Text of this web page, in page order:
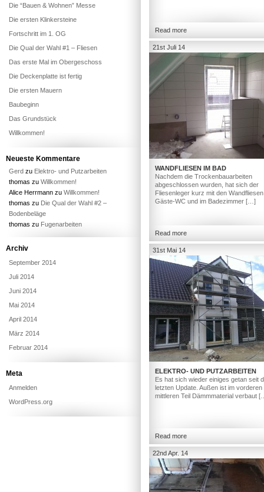
Read more
21st Juli 14
WANDFLIESEN IM BAD
Nachdem die Trockenbauarbeiten
abgeschlossen wurden, hat sich der
Fliesenleger kurz mit den
Gäste-WC und im Badezimmer […]
Read more
31st Mai 14
ELEKTRO- UND PUTZARBEITEN
Es hat sich wieder einiges getan seit
letzten Update. Außen ist im vorderen
mittleren Teil Dämmmaterial verbaut
Read more
22nd Apr. 14
Die “Bauen & Wohnen” Messe
Die ersten Klinkersteine
Fortschritt im 1. OG
Die Qual der Wahl #1 – Fliesen
Das erste Mal im Obergeschoss
Die Deckenplatte ist fertig
Die ersten Mauern
Baubeginn
Das Grundstück
Willkommen!
Neueste Kommentare
Gerd zu Elektro- und Putzarbeiten
thomas zu Willkommen!
Alice Herrmann zu Willkommen!
thomas zu Die Qual der Wahl #2 –
Bodenbeläge
thomas zu Fugenarbeiten
Archiv
September 2014
Juli 2014
Juni 2014
Mai 2014
April 2014
März 2014
Februar 2014
Meta
Anmelden
WordPress.org